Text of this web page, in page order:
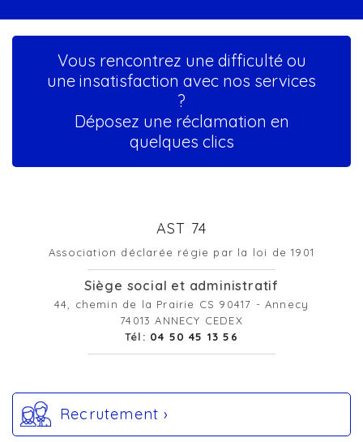
Vous rencontrez une difficulté ou
une insatisfaction avec nos services
?
Déposez une réclamation en
quelques clics
AST 74
Association déclarée régie par la loi de 1901
Siège social et administratif
44, chemin de la Prairie CS 90417 - Annecy
74013 ANNECY CEDEX
Tél: 04 50 45 13 56
Recrutement ›